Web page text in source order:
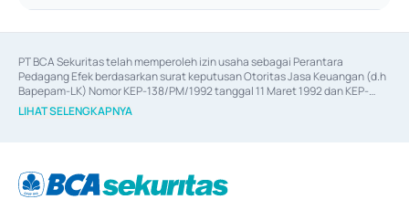
PT BCA Sekuritas telah memperoleh izin usaha sebagai Perantara
Pedagang Efek berdasarkan surat keputusan Otoritas Jasa Keuangan (d.h
Bapepam-LK) Nomor KEP-138/PM/1992 tanggal 11 Maret 1992 dan KEP-
06/D.04/2014 tanggal 28 Februari 2014, izin usaha sebagai Penjamin Emisi
Efek berdasarkan surat keputusan Otoritas Jasa Keuangan Nomor KEP-
berdasarkan surat keputusan Otoritas Jasa Keuangan Nomor S-
67/PM.21/2017 tanggal 3 Februari 2017, dan beberapa izin usaha lainnya
LIHAT SELENGKAPNYA